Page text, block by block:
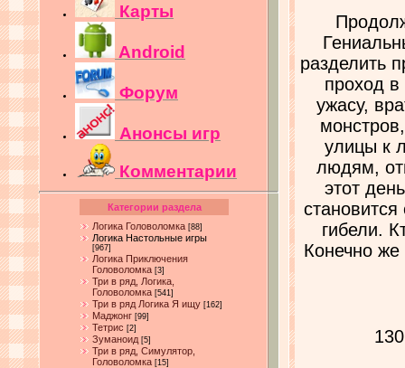
Карты
Android
Форум
Анонсы игр
Комментарии
Категории раздела
Логика Головоломка [88]
Логика Настольные игры
[967]
Логика Приключения
Головоломка [3]
Три в ряд, Логика,
Головоломка [541]
Три в ряд Логика Я ищу [162]
Маджонг [99]
Тетрис [2]
Зуманоид [5]
Три в ряд, Симулятор,
Головоломка [15]
разделить
проход
ужасу,
улицы к
людям,
этот
гибели.
Конечно